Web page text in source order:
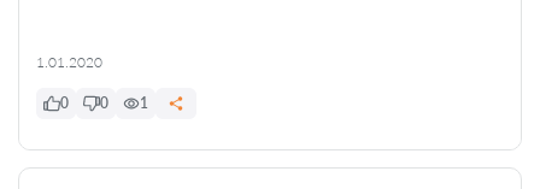
1.01.2020
0 0 1